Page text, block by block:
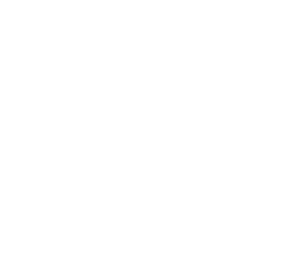
И ДОКУМЕНТЫ ДЛЯ
RYANAIR
билетов Ryanair